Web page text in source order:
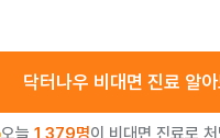
닥터나우 비대면 진료 알
오늘 1,379명이 비대면 진료로